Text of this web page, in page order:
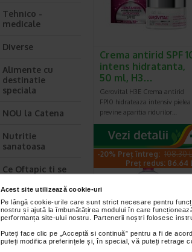
Acest site utilizează cookie-uri
Pe lângă cookie-urile care sunt strict necesare pentru
nostru și ajută la îmbunătățirea modului în care
performanța site-ului nostru. Partenerii noștri folosesc
Puteți face clic pe „Acceptă si continuă” pentru a fi de
puteți modifica preferințele și, în special, vă puteți retrage
Crema antirid SPF
intens hidratanta,
50 ml, H3…
Gerovital H3E Crema antirid
FP10 hidrateaza intensiv pielea
previne aparitia ridurilor…
-20% Preț întreg: 108.30
Preț redus: 86.64
Bioderma Sensibio
Tehnico -
medicale
Diverse
Alimente cu
destinatie
speciala
NOU la Catena
Nutritie
sanatoasa
Ce Oftapic ti se
Adora – Adorabili
din prima clipa
Seturi cadou
Baylis&Harding